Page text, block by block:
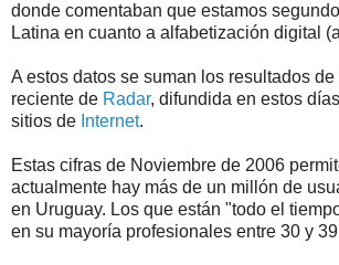
donde comentaban que estamos
Latina en cuanto a alfabetización digital
A estos datos se suman los resultados
reciente de Radar, difundida en estos
sitios de Internet.
Estas cifras de Noviembre de 2006
actualmente hay más de un millón de
en Uruguay. Los que están "todo el
en su mayoría profesionales entre 30 y